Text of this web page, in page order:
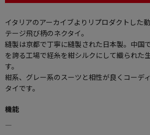
イタリアのアーカイブよりリプロダクトした
テージ飛び柄のネクタイ。
縫製は京都で丁寧に縫製された日本製。中国
を誇る工場で経糸を紺シルクにして織られた
す。
紺系、グレー系のスーツと相性が良くコーデ
タイです。
機能
―